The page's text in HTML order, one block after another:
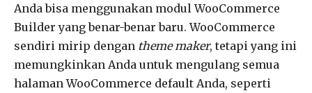
Anda bisa menggunakan modul WooCommerce
Builder yang benar-benar baru. WooCommerce
sendiri mirip dengan theme maker, tetapi yang ini
memungkinkan Anda untuk mengulang semua
halaman WooCommerce default Anda, seperti